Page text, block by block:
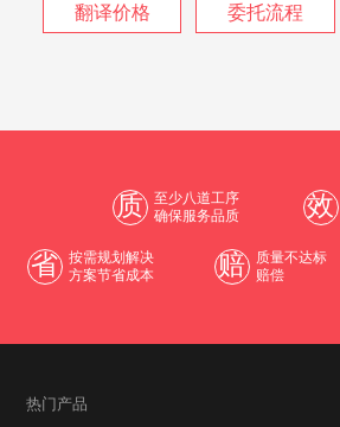
翻译价格 委托流程
质
至少八道工序
确保服务品质
效
省
按需规划解决
方案节省成本
赔
质量不达标
赔偿
热门产品